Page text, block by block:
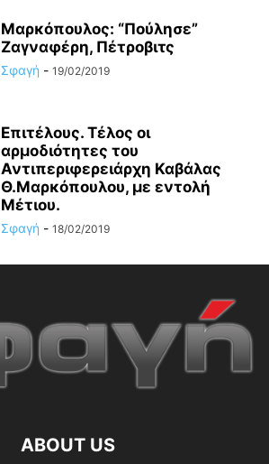
Μαρκόπουλος: “Πούλησε”
Ζαγναφέρη, Πέτροβιτς
Σφαγή - 19/02/2019
Επιτέλους. Τέλος οι
αρμοδιότητες του
Αντιπεριφερειάρχη Καβάλας
Θ.Μαρκόπουλου, με εντολή
Μέτιου.
Σφαγή - 18/02/2019
ABOUT US